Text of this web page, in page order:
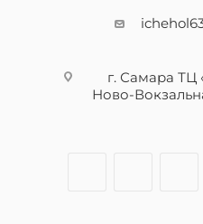
г. Самара ТЦ
Ново-